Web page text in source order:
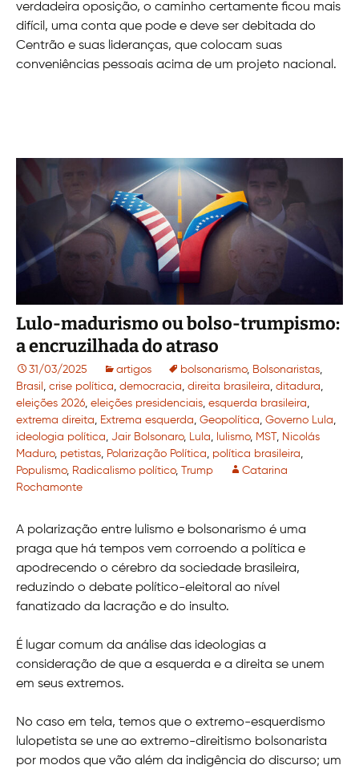
verdadeira oposição, o caminho certamente ficou mais
difícil, uma conta que pode e deve ser debitada do
Centrão e suas lideranças, que colocam suas
conveniências pessoais acima de um projeto nacional.
Lulo-madurismo ou bolso-trumpismo:
a encruzilhada do atraso
31/03/2025 artigos bolsonarismo, Bolsonaristas
Brasil
crise política democracia direita brasileira ditadura
eleições 2026 eleições presidenciais esquerda brasileira
extrema direita
Extrema esquerda Geopolítica Governo Lula
ideologia política Jair Bolsonaro, Lula lulismo, MST, Nicolás
Maduro, petistas Polarização Política política brasileira
Populismo, Radicalismo político, Trump
Catarina
Rochamonte
A polarização entre lulismo e bolsonarismo é uma
praga que há tempos vem corroendo a política e
apodrecendo o cérebro da sociedade brasileira,
reduzindo o debate político-eleitoral ao nível
fanatizado da lacração e do insulto.
É lugar comum da análise das ideologias a
consideração de que a esquerda e a direita se unem
em seus extremos.
No caso em tela, temos que o extremo-esquerdismo
lulopetista se une ao extremo-direitismo bolsonarista
por modos que vão além da indigência do discurso; um